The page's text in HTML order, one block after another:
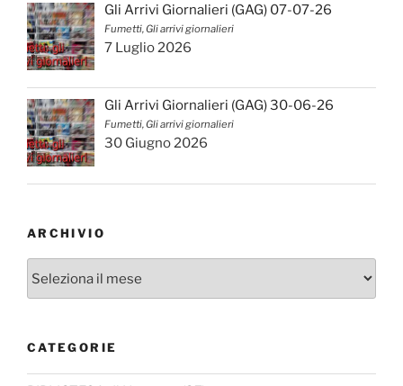
Gli Arrivi Giornalieri (GAG) 07-07-26
Fumetti, Gli arrivi giornalieri
7 Luglio 2026
Gli Arrivi Giornalieri (GAG) 30-06-26
Fumetti, Gli arrivi giornalieri
30 Giugno 2026
ARCHIVIO
CATEGORIE